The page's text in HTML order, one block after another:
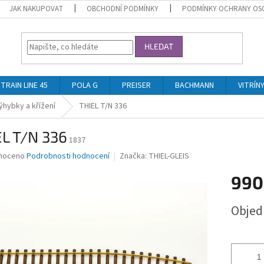
JAK NAKUPOVAT OBCHODNÍ PODMÍNKY PODMÍNKY OCHRANY
HLEDAT
TRAIN LINE 45 POLA G PREISER BACHMANN
a křížení THIEL T/N 336
T/N 3361837
Podrobnosti hodnocení Značka: THIEL-GLEIS
cena: